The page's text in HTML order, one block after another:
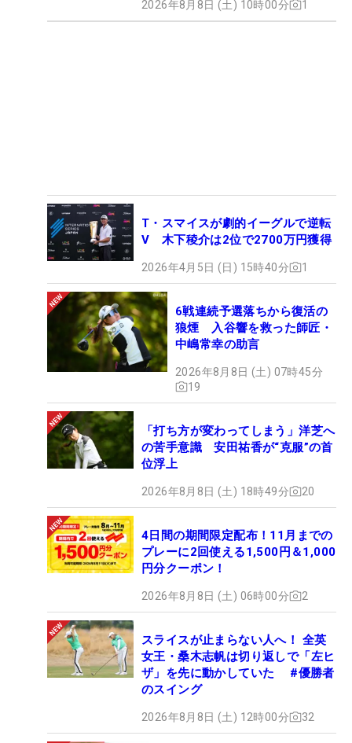
2026年8月8日 (土) 10時00分 1
T・スマイスが劇的イーグルで逆転
V 木下稜介は2位で2700万円獲得
2026年4月5日 (日) 15時40分 1
6戦連続予選落ちから復活の
狼煙 入谷響を救った師匠・
中嶋常幸の助言
2026年8月8日 (土) 07時45分
19
「打ち方が変わってしまう」洋芝へ
の苦手意識 安田祐香が“克服”の首
位浮上
2026年8月8日 (土) 18時49分 20
4日間の期間限定配布！11月までの
プレーに2回使える1,500円＆1,000
円分クーポン！
2026年8月8日 (土) 06時00分 2
スライスが止まらない人へ！ 全英
女王・桑木志帆は切り返しで「左ヒ
ザ」を先に動かしていた #優勝者
のスイング
2026年8月8日 (土) 12時00分 32